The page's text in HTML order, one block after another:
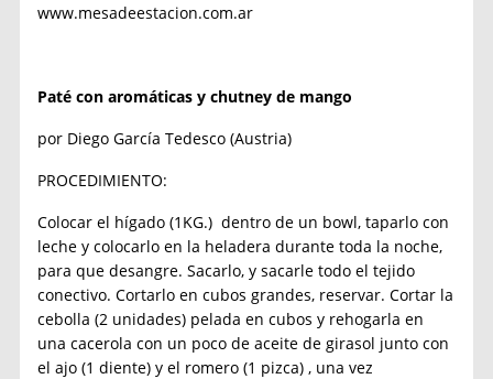
www.mesadeestacion.com.ar
Paté con aromáticas y chutney de mango
por Diego García Tedesco (Austria)
PROCEDIMIENTO:
Colocar el hígado (1KG.) dentro de un bowl, taparlo con
leche y colocarlo en la heladera durante toda la noche,
para que desangre. Sacarlo, y sacarle todo el tejido
conectivo. Cortarlo en cubos grandes, reservar. Cortar la
cebolla (2 unidades) pelada en cubos y rehogarla en
una cacerola con un poco de aceite de girasol junto con
el ajo (1 diente) y el romero (1 pizca) , una vez